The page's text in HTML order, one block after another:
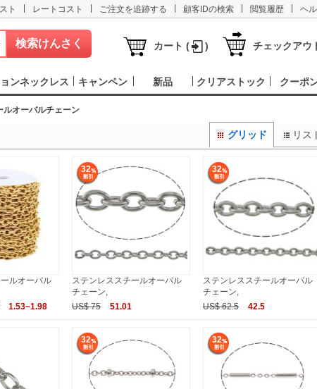
ト レートコスト ご注文を追跡する 顧客IDの検索 閲覧履歴 ヘ
カート ( ) チェックアウ
ンネックレス キャンペン 新品 クリアストック クーポ
ルオーバルチェーン
リス
グリッド
ルオーバル
1.53~1.98
32
ステンレススチールオーバル
チェーン,
US$ 75
51.01
32
ステンレススチールオーバル
チェーン,
US$ 62.5
42.5
32 32